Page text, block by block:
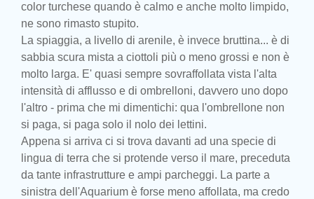
color turchese quando è calmo e anche molto limpido,
ne sono rimasto stupito.
La spiaggia, a livello di arenile, è invece bruttina... è di
sabbia scura mista a ciottoli più o meno grossi e non è
molto larga. E' quasi sempre sovraffollata vista l'alta
intensità di afflusso e di ombrelloni, davvero uno dopo
l'altro - prima che mi dimentichi: qua l'ombrellone non
si paga, si paga solo il nolo dei lettini.
Appena si arriva ci si trova davanti ad una specie di
lingua di terra che si protende verso il mare, preceduta
da tante infrastrutture e ampi parcheggi. La parte a
sinistra dell'Aquarium è forse meno affollata, ma credo